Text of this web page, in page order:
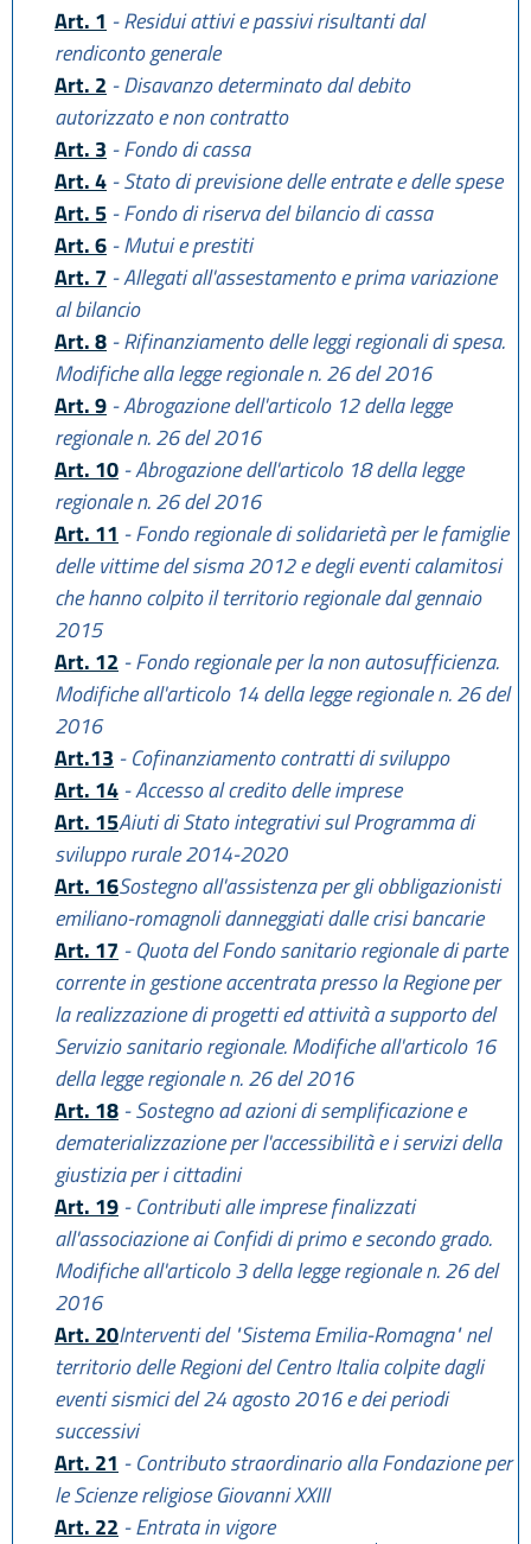
Art. 1 - Residui attivi e passivi risultanti dal
rendiconto generale
Art. 2 - Disavanzo determinato dal debito
autorizzato e non contratto
Art. 3 - Fondo di cassa
Art. 4 - Stato di previsione delle entrate e delle spese
Art. 5 - Fondo di riserva del bilancio di cassa
Art. 6 - Mutui e prestiti
Art. 7 - Allegati all'assestamento e prima variazione
al bilancio
Art. 8 - Rifinanziamento delle leggi regionali di spesa.
Modifiche alla legge regionale n. 26 del 2016
Art. 9 - Abrogazione dell'articolo 12 della legge
regionale n. 26 del 2016
Art. 10 - Abrogazione dell'articolo 18 della legge
regionale n. 26 del 2016
Art. 11 - Fondo regionale di solidarietà per le famiglie
delle vittime del sisma 2012 e degli eventi calamitosi
che hanno colpito il territorio regionale dal gennaio
2015
Art. 12 - Fondo regionale per la non autosufficienza.
Modifiche all'articolo 14 della legge regionale n. 26 del
2016
Art.13 - Cofinanziamento contratti di sviluppo
Art. 14 - Accesso al credito delle imprese
Art. 15Aiuti di Stato integrativi sul Programma di
sviluppo rurale 2014-2020
Art. 16Sostegno all'assistenza per gli obbligazionisti
emiliano-romagnoli danneggiati dalle crisi bancarie
Art. 17 - Quota del Fondo sanitario regionale di parte
corrente in gestione accentrata presso la Regione per
la realizzazione di progetti ed attività a supporto del
Servizio sanitario regionale. Modifiche all'articolo 16
della legge regionale n. 26 del 2016
Art. 18 - Sostegno ad azioni di semplificazione e
dematerializzazione per l'accessibilità e i servizi della
giustizia per i cittadini
Art. 19 - Contributi alle imprese finalizzati
all'associazione ai Confidi di primo e secondo grado.
Modifiche all'articolo 3 della legge regionale n. 26 del
2016
Art. 20Interventi del "Sistema Emilia-Romagna" nel
territorio delle Regioni del Centro Italia colpite dagli
eventi sismici del 24 agosto 2016 e dei periodi
successivi
Art. 21 - Contributo straordinario alla Fondazione per
le Scienze religiose Giovanni XXIII
Art. 22 - Entrata in vigore